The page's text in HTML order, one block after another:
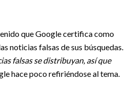
que Google certifica como
noticias falsas de sus búsquedas.
falsas se distribuyan, así que
hace poco refiriéndose al tema.